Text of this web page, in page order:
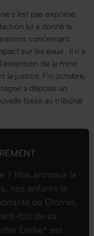
s’est pas exprimé.
lui a donné la
concernant
sur les eaux : il n’a
de la mine
la justice. Fin octobre,
a déposé un
fosse au tribunal
? Nos animaux la
nos enfants la
de Glomel,
toit de sa
Émilie* est